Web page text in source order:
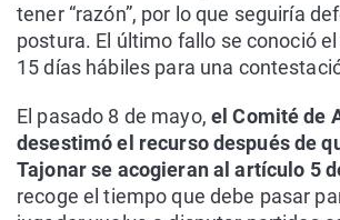
tener “razón”, por lo que seguiría
postura. El último fallo se conoció
15 días hábiles para una
El pasado 8 de mayo, el Comité de
desestimó el recurso después de
Tajonar se acogieran al artículo 5
recoge el tiempo que debe pasar